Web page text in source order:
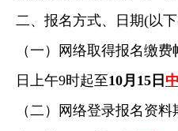
二、报名方式、日期(以
（一）网络取得报名缴
日上午9时起至10月15日
（二）网络登录报名资